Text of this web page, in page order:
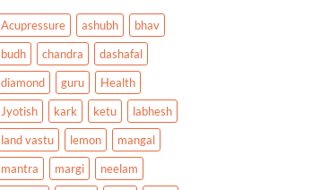
Acupressure ashubh
bhav
budh
chandra
dashafal
diamond
guru
Health
Jyotish
kark ketu
labhesh
land vastu
lemon
mangal
mantra
margi
neelam